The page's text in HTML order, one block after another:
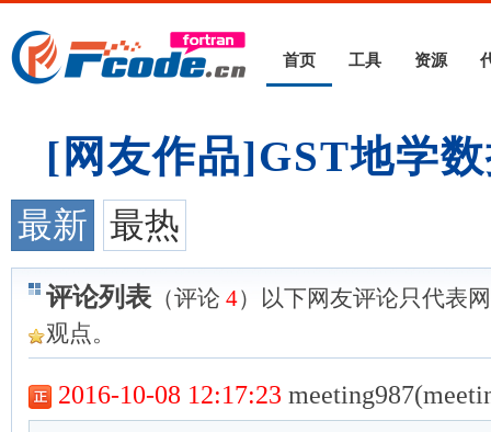
首页 工具 资源
[网友作品]GST地学
最新 最热
评论列表 （评论 4）以下网友评论只代表
观点。
2016-10-08 12:17:23